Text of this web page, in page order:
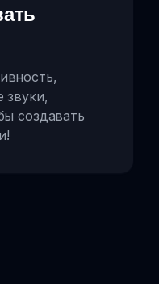
звуки,
создавать